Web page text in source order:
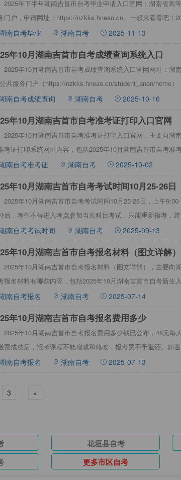
2025年下半年湖南吉首市自考毕业申请入口官网：湖南省高
门户，申请网址：https://nzkks.hneao.cn。一起来看看吧！
南自考毕业 湖南自考 2025-11-13
年10月湖南吉首市自考成绩查询系统入口
2025年10月湖南吉首市自考成绩查询系统入口官网网址：湖
共服务门户（https://nzkks.hneao.cn/student_anon/home）
南自考成绩查询 湖南自考 2025-10-16
年10月湖南吉首市自考准考证打印入口官网
2025年10月湖南吉首市自考准考证打印入口官网，主要向湖
考证打印系统网址内容，包括2025年10月湖南吉首市自考准
年10月
南自考准考证 湖南自考 2025-10-02
年10月湖南吉首市自考考试时间10月25-26日
2025年10月湖南吉首市自考考试时间10月25-26日，上午
后，考生不得进入考点参加当次科目考试，只能重新报考，
南自考考试时间 湖南自考 2025-09-13
年10月湖南吉首市自考报名材料（图文详解）
2025年10月湖南吉首市自考报名材料（图文详解），主要向
报名材料有哪些内容，包括2025年10月湖南吉首市自考新生
名材料相关
南自考报名 湖南自考 2025-07-14
年10月湖南吉首市自考报名费用多少
2025年10月湖南吉首市自考报名费用多少钱已公布，48元每
费成功后，报考课程不能增减和修改，报考费不予退还。如
详情见下文：20
南自考报名 湖南自考 2025-07-13
3 »
花垣县自考
更多市区自考